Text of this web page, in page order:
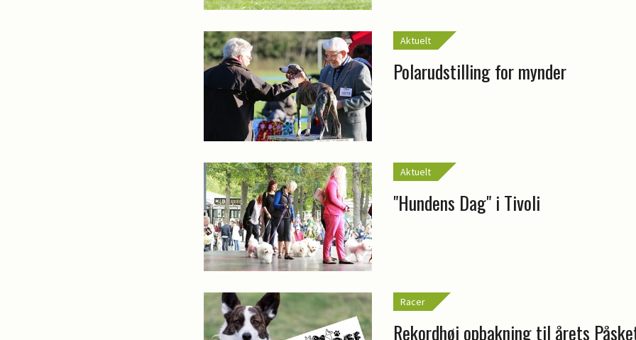
Aktuelt
Polarudstilling for mynder
Aktuelt
"Hundens Dag" i Tivoli
Racer
Rekordhøj opbakning til årets